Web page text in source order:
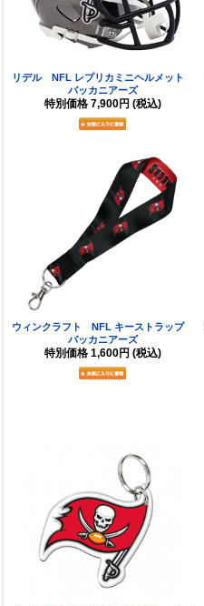
リデル NFL レプリカミニヘルメット
バッカニアーズ
特別価格 7,900円 (税込)
ウィンクラフト NFL キーストラップ
バッカニアーズ
特別価格 1,600円 (税込)